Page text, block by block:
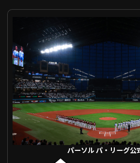
順位表･成績
1軍公式戦
ファーム東地区
ファーム中地区
ファーム西地区
交流戦
選手名鑑
選手名鑑トップ
北海道日本ハムファイターズ
東北楽天ゴールデンイーグル
埼玉西武ライオンズ
千葉ロッテマリーンズ
オリックス・バファローズ
福岡ソフトバンクホークス
ニュース
設定
パーソル パ・リーグ公式戦 北海道日本ハム VS 福岡ソフトバ
パーソル パ・リーグ公